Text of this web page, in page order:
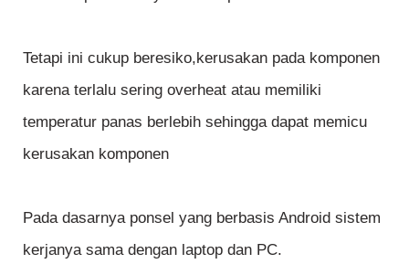
Tetapi ini cukup beresiko,kerusakan pada komponen
karena terlalu sering overheat atau memiliki
temperatur panas berlebih sehingga dapat memicu
kerusakan komponen
Pada dasarnya ponsel yang berbasis Android sistem
kerjanya sama dengan laptop dan PC.